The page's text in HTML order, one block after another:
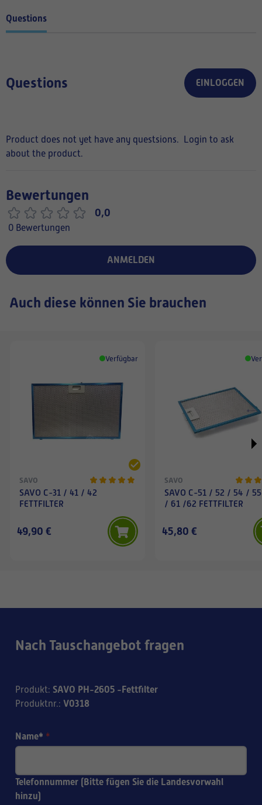
Questions
Questions EINLOGGEN
Product does not yet have any questsions.
Login to ask
about the product.
Bewertungen
0,0
0 Bewertungen
ANMELDEN
Auch diese können Sie brauchen
Verfügbar
SAVO
SAVO C-31 / 41 / 42
FETTFILTER
49,90 €
SAVO
SAVO C-51 / 52 / 54 /
/ 61 /62 FETTFILTER
45,80 €
Nach Tauschangebot fragen
Produkt: SAVO PH-2605 -Fettfilter
Produktnr.: V0318
Name* *
Telefonnummer (Bitte fügen Sie die Landesvorwahl
hinzu)